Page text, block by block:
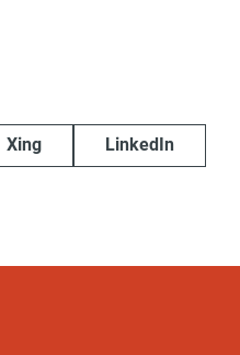
Xing LinkedIn